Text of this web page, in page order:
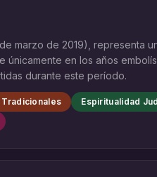
marzo de 2019), representa
únicamente en los años
durante este período.
Tradicionales Espiritualidad